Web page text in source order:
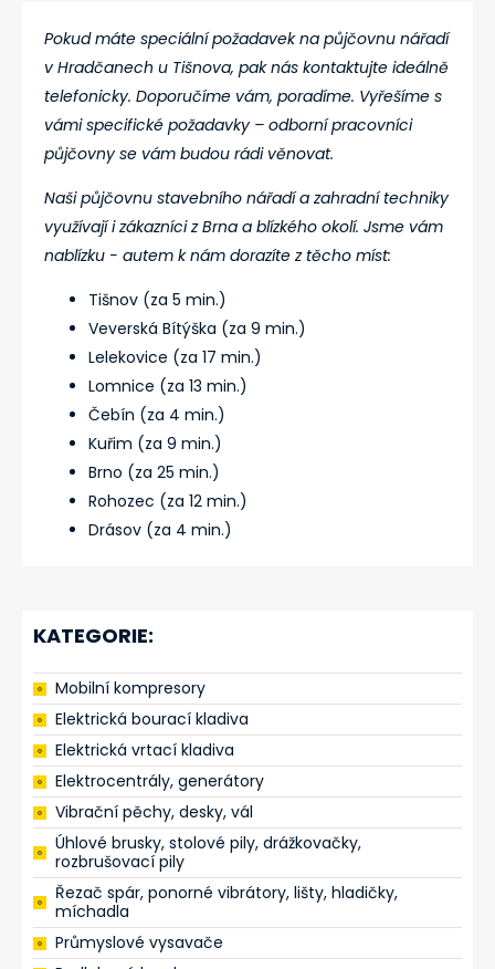
KATEGORIE:
Mobilní kompresory
Elektrická bourací kladiva
Elektrická vrtací kladiva
Elektrocentrály, generátory
Vibrační pěchy, desky, vál
Úhlové brusky, stolové pily, drážkovačky,
rozbrušovací pily
Řezač spár, ponorné vibrátory, lišty, hladičky,
míchadla
Průmyslové vysavače
Pokud máte speciální požadavek na půjčovnu nářadí
v Hradčanech u Tišnova, pak nás kontaktujte ideálně
telefonicky. Doporučíme vám, poradíme. Vyřešíme s
vámi specifické požadavky – odborní pracovníci
půjčovny se vám budou rádi věnovat.
Naši půjčovnu stavebního nářadí a zahradní techniky
využívají i zákazníci z Brna a blízkého okolí. Jsme vám
nablízku - autem k nám dorazíte z těcho míst:
Tišnov (za 5 min.)
Veverská Bítýška (za 9 min.)
Lelekovice (za 17 min.)
Lomnice (za 13 min.)
Čebín (za 4 min.)
Kuřim (za 9 min.)
Brno (za 25 min.)
Rohozec (za 12 min.)
Drásov (za 4 min.)